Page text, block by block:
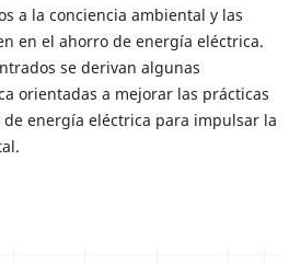
a la conciencia ambiental y las
en el ahorro de energía eléctrica.
se derivan algunas
orientadas a mejorar las prácticas
energía eléctrica para impulsar la